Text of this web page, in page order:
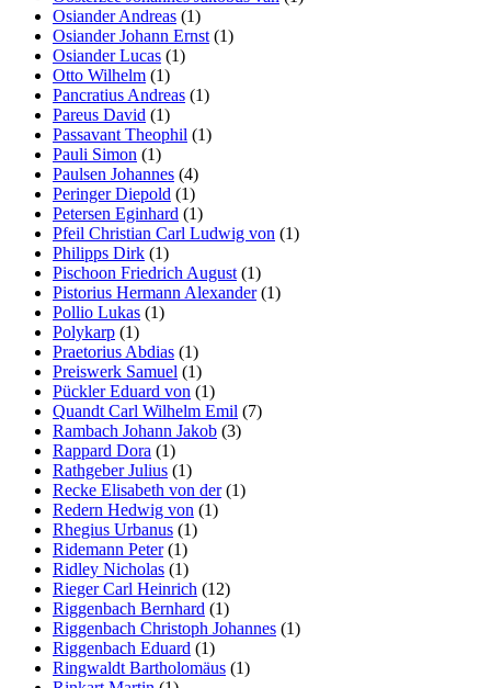
Osiander Andreas (1)
Osiander Johann Ernst (1)
Osiander Lucas (1)
Otto Wilhelm (1)
Pancratius Andreas (1)
Pareus David (1)
Passavant Theophil (1)
Pauli Simon (1)
Paulsen Johannes (4)
Peringer Diepold (1)
Petersen Eginhard (1)
Pfeil Christian Carl Ludwig von (1)
Philipps Dirk (1)
Pischoon Friedrich August (1)
Pistorius Hermann Alexander(1)
Pollio Lukas (1)
Polykarp (1)
Praetorius Abdias (1)
Preiswerk Samuel (1)
Pückler Eduard von (1)
Quandt Carl Wilhelm Emil (7)
Rambach Johann Jakob (3)
Rappard Dora (1)
Rathgeber Julius (1)
Recke Elisabeth von der(1)
Redern Hedwig von (1)
Rhegius Urbanus (1)
Ridemann Peter(1)
Ridley Nicholas (1)
Rieger Carl Heinrich (12)
Riggenbach Bernhard (1)
Riggenbach Christoph Johannes (1)
Riggenbach Eduard (1)
Ringwaldt Bartholomäus (1)